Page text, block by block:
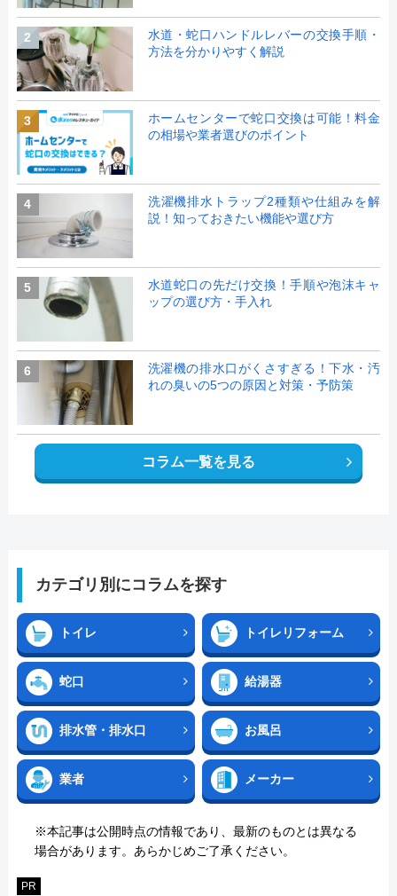
2
水道・蛇口ハンドルレバーの交換手順・
方法を分かりやすく解説
3
ホームセンターで蛇口交換は可能！料金
の相場や業者選びのポイント
4
洗濯機排水トラップ2種類や仕組みを解
説！知っておきたい機能や選び方
5
水道蛇口の先だけ交換！手順や泡沫キャ
ップの選び方・手入れ
6
洗濯機の排水口がくさすぎる！下水・汚
れの臭いの5つの原因と対策・予防策
コラム一覧を見る
カテゴリ別にコラムを探す
トイレ トイレリフォーム
蛇口 給湯器
排水管・排水口 お風呂
業者 メーカー
※本記事は公開時点の情報であり、最新のものとは異なる
場合があります。あらかじめご了承ください。
PR